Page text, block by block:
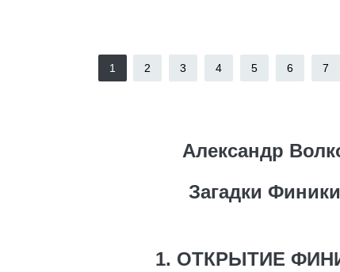
1 2 3 4 5 6 7
Александр
Загадки
1. ОТКРЫТИЕ